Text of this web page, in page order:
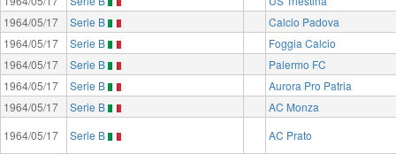
1964/05/17
Serie B
Calcio Padova
1964/05/17
Serie B
Foggia Calcio
1964/05/17
Serie B
Palermo FC
1964/05/17
Serie B
Aurora Pro Patria
1964/05/17
Serie B
AC Monza
1964/05/17
Serie B
AC Prato